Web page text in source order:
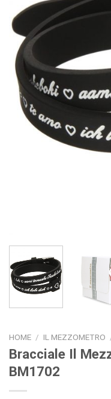
HOME / IL MEZZOMETRO
Bracciale Il
BM1702